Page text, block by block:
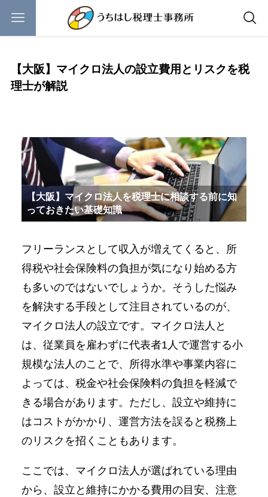
【大阪】マイクロ法人の設立費用とリスクを税
理士が解説
【大阪】マイクロ法人を税理士に相談する前に知
っておきたい基礎知識
フリーランスとして収入が増えてくると、所
得税や社会保険料の負担が気になり始める方
も多いのではないでしょうか。そうした悩み
を解決する手段として注目されているのが、
マイクロ法人の設立です。マイクロ法人と
は、従業員を雇わずに代表者1人で運営する小
規模な法人のことで、所得水準や事業内容に
よっては、税金や社会保険料の負担を軽減で
きる場合があります。ただし、設立や維持に
はコストがかかり、運営方法を誤ると税務上
のリスクを招くこともあります。
ここでは、マイクロ法人が選ばれている理由
から、設立と維持にかかる費用の目安、注意